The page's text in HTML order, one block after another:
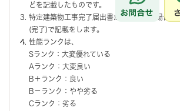
どを記載したものです。
特定建築物工事完了届出書が提出された場合、
(完了)で記載をします。
性能ランクは、
Sランク：大変優れている
Aランク：大変良い
B＋ランク：良い
B－ランク：やや劣る
Cランク：劣る